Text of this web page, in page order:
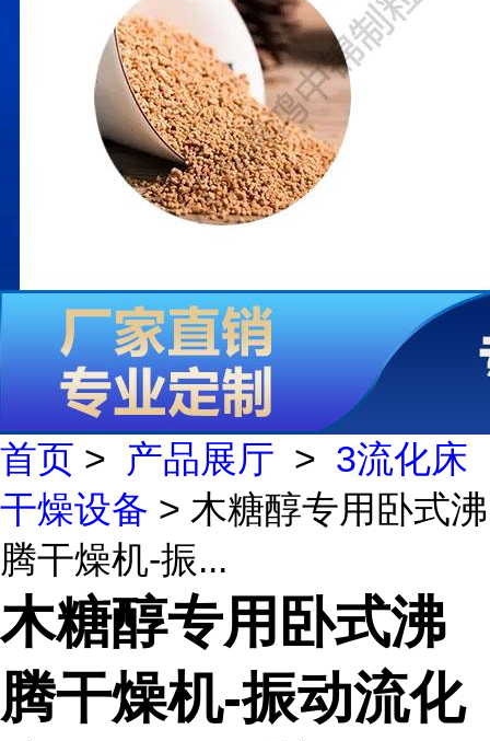
首页 > 产品展厅 > 3流化床
干燥设备 > 木糖醇专用卧式沸
腾干燥机-振...
木糖醇专用卧式沸
腾干燥机-振动流化